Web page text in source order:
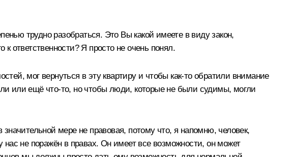
трудно разобраться. Это Вы какой имеете в виду закон,
ответственности? Я просто не очень понял.
мог вернуться в эту квартиру и чтобы как‑то обратили внимание
или ещё что‑то, но чтобы люди, которые не были судимы, могли
мере не правовая, потому что, я напомню, человек,
не поражён в правах. Он имеет все возможности, он может